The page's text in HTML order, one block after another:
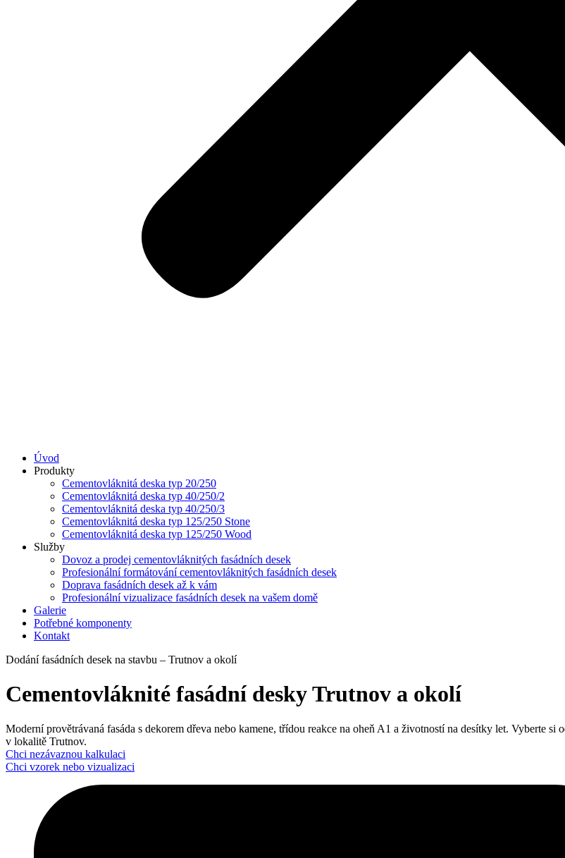
Úvod
Produkty
Cementovláknitá deska typ 20/250
Cementovláknitá deska typ 40/250/2
Cementovláknitá deska typ 40/250/3
Cementovláknitá deska typ 125/250 Stone
Cementovláknitá deska typ 125/250 Wood
Služby
Dovoz a prodej cementovláknitých fasádních desek
Profesionální formátování cementovláknitých fasádních desek
Doprava fasádních desek až k vám
Profesionální vizualizace fasádních desek na vašem domě
Galerie
Potřebné komponenty
Kontakt
Dodání fasádních desek na stavbu – Trutnov a okolí
Cementovláknité fasádní desky Trutnov a okolí
Moderní provětrávaná fasáda s dekorem dřeva nebo kamene, třídou reakce na oheň A1 a životností na desítky let. Vyberte
v lokalitě Trutnov.
Chci nezávaznou kalkulaci
Chci vzorek nebo vizualizaci